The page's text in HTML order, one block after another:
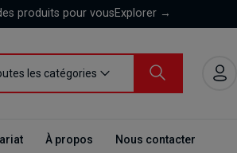
produits pour vousExplorer →
les catégories
À propos Nous contacter